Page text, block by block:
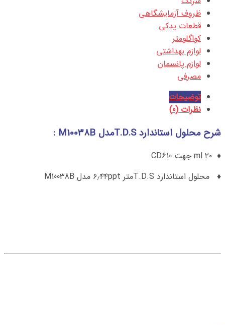
ظروف آزمایشگاهی
قطعات یدکی
کواگلومتر
لوازم بهداشتی
لوازم پانسمان
مصرفی
توضیحات
نظرات (0)
شرح محلول استاندارد T.D.Sمدل M10038B :
♦ ۲۰ ml جهت CD610
♦ محلول استاندارد T.D.Sمتر ۶٫۴۴ppt مدل M10038B